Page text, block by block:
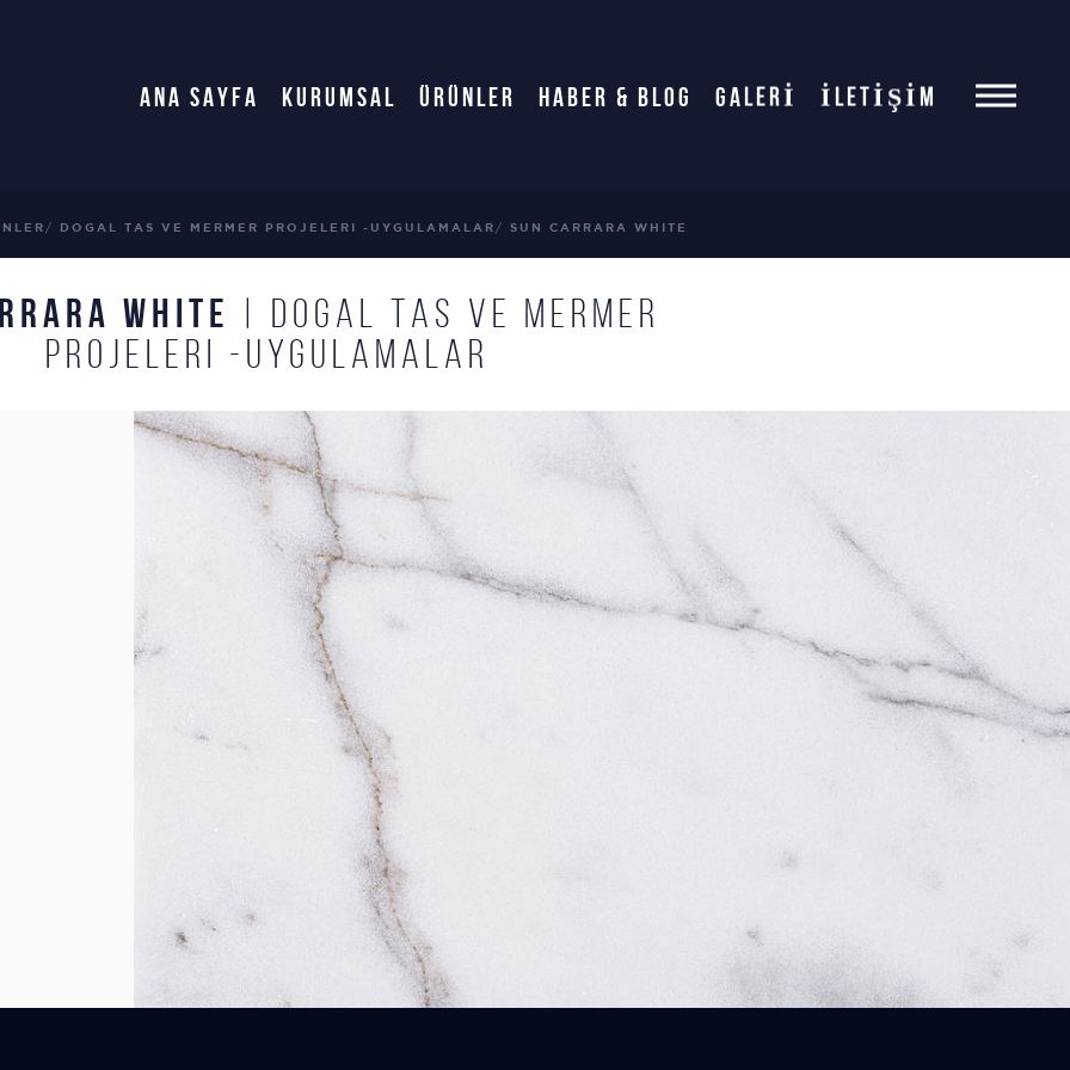
ANA SAYFA KURUMSAL ÜRÜNLER HABER & BLOG GALERİ İLETİŞİM
DOGAL TAS VE MERMER PROJELERI -UYGULAMALAR SUN CARRARA WHITE
WHITE | DOGAL TAS VE MERMER
PROJELERI -UYGULAMALAR